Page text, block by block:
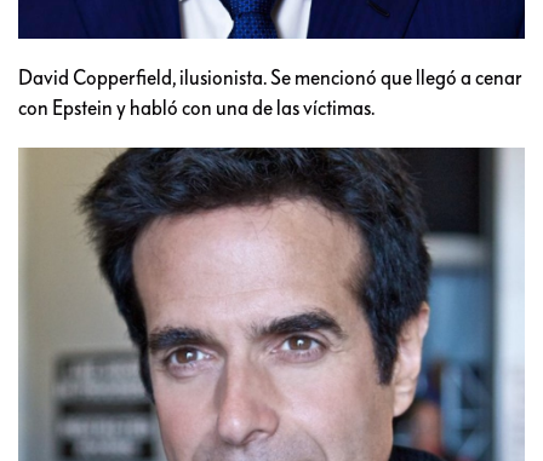
David Copperfield, ilusionista. Se mencionó que llegó a cenar
con Epstein y habló con una de las víctimas.